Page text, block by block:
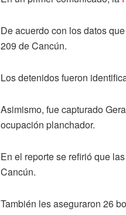
De acuerdo con los datos
209 de Cancún.
Los detenidos fueron
Asimismo, fue capturado
ocupación planchador.
En el reporte se refirió que
Cancún.
También les aseguraron 26